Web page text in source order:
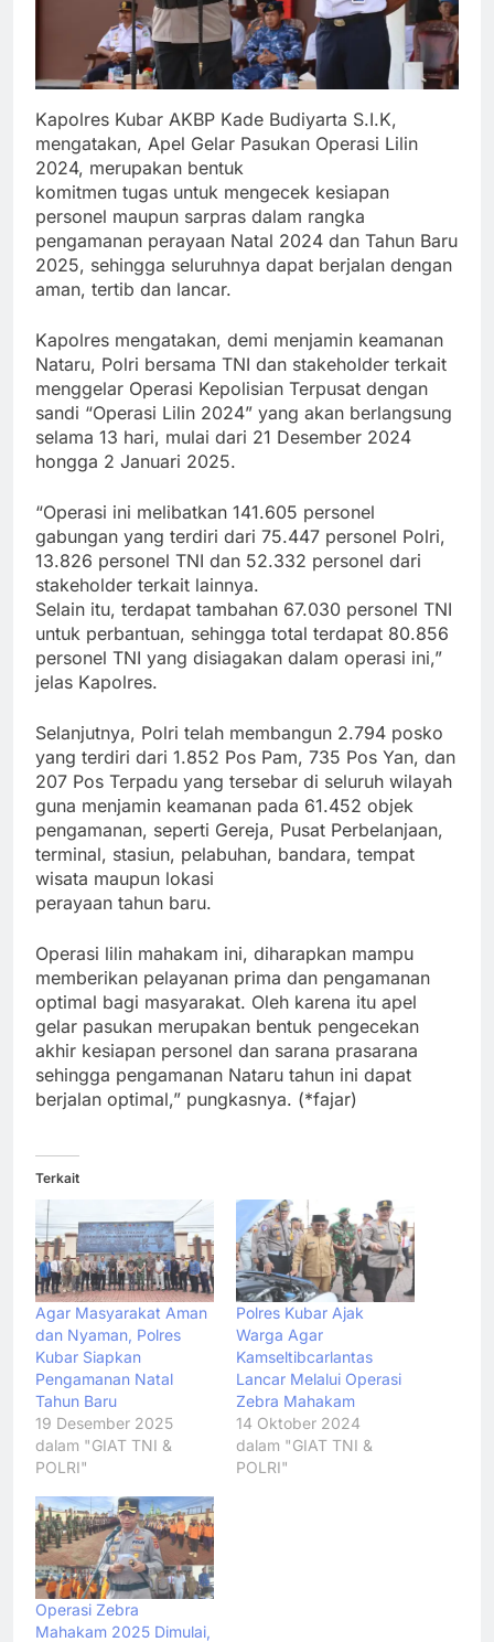
Kapolres Kubar AKBP Kade Budiyarta S.I.K,
mengatakan, Apel Gelar Pasukan Operasi Lilin
2024, merupakan bentuk
komitmen tugas untuk mengecek kesiapan
personel maupun sarpras dalam rangka
pengamanan perayaan Natal 2024 dan Tahun Baru
2025, sehingga seluruhnya dapat berjalan dengan
aman, tertib dan lancar.
Kapolres mengatakan, demi menjamin keamanan
Nataru, Polri bersama TNI dan stakeholder terkait
menggelar Operasi Kepolisian Terpusat dengan
sandi “Operasi Lilin 2024” yang akan berlangsung
selama 13 hari, mulai dari 21 Desember 2024
hongga 2 Januari 2025.
“Operasi ini melibatkan 141.605 personel
gabungan yang terdiri dari 75.447 personel Polri,
13.826 personel TNI dan 52.332 personel dari
stakeholder terkait lainnya.
Selain itu, terdapat tambahan 67.030 personel TNI
untuk perbantuan, sehingga total terdapat 80.856
personel TNI yang disiagakan dalam operasi ini,”
jelas Kapolres.
Selanjutnya, Polri telah membangun 2.794 posko
yang terdiri dari 1.852 Pos Pam, 735 Pos Yan, dan
207 Pos Terpadu yang tersebar di seluruh wilayah
guna menjamin keamanan pada 61.452 objek
pengamanan, seperti Gereja, Pusat Perbelanjaan,
terminal, stasiun, pelabuhan, bandara, tempat
wisata maupun lokasi
perayaan tahun baru.
Operasi lilin mahakam ini, diharapkan mampu
memberikan pelayanan prima dan pengamanan
optimal bagi masyarakat. Oleh karena itu apel
gelar pasukan merupakan bentuk pengecekan
akhir kesiapan personel dan sarana prasarana
sehingga pengamanan Nataru tahun ini dapat
berjalan optimal,” pungkasnya. (*fajar)
Terkait
Agar Masyarakat Aman
dan Nyaman, Polres
Kubar Siapkan
Pengamanan Natal
Tahun Baru
19 Desember 2025
dalam "GIAT TNI &
POLRI"
Polres Kubar Ajak
Warga Agar
Kamseltibcarlantas
Lancar Melalui Operasi
Zebra Mahakam
14 Oktober 2024
dalam "GIAT TNI &
POLRI"
Operasi Zebra
Mahakam 2025 Dimulai,